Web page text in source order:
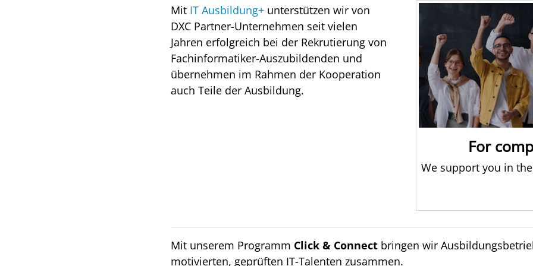
Mit IT Ausbildung+ unterstützen wir von
DXC Partner-Unternehmen seit vielen
Jahren erfolgreich bei der Rekrutierung von
Fachinformatiker-Auszubildenden und
übernehmen im Rahmen der Kooperation
auch Teile der Ausbildung.
For
We support you in
Mit unserem Programm Click & Connect bringen wir
motivierten, geprüften IT-Talenten zusammen.